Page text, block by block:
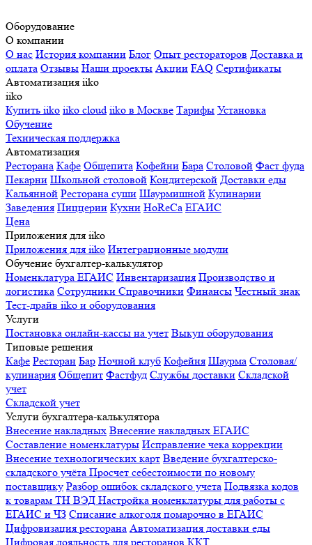
Оборудование
О компании
О нас История компании Блог Опыт рестораторов Доставка и
оплата Отзывы Наши проекты Акции FAQ Сертификаты
Автоматизация iiko
iiko
Купить iiko iiko cloud iiko в Москве Тарифы Установка
Обучение
Техническая поддержка
Автоматизация
Ресторана Кафе Общепита Кофейни Бара Столовой Фаст фуда
Пекарни Школьной столовой Кондитерской Доставки еды
Кальянной Ресторана суши Шаурмишной Кулинарии
Заведения Пиццерии Кухни HoReCa ЕГАИС
Цена
Приложения для iiko
Приложения для iiko Интеграционные модули
Обучение бухгалтер-калькулятор
Номенклатура ЕГАИС Инвентаризация Производство и
логистика Сотрудники Справочники Финансы Честный знак
Тест-драйв iiko и оборудования
Услуги
Постановка онлайн-кассы на учет Выкуп оборудования
Типовые решения
Кафе Ресторан Бар Ночной клуб Кофейня Шаурма Столовая/
кулинария Общепит Фастфуд Службы доставки Складской
учет
Складской учет
Услуги бухгалтера-калькулятора
Внесение накладных Внесение накладных ЕГАИС
Составление номенклатуры Исправление чека коррекции
Внесение технологических карт Введение бухгалтерско-
складского учёта Просчет себестоимости по новому
поставщику Разбор ошибок складского учета Подвязка кодов
к товарам ТН ВЭД Настройка номенклатуры для работы с
ЕГАИС и ЧЗ Списание алкоголя помарочно в ЕГАИС
Цифровизация ресторана Автоматизация доставки еды
Цифровая лояльность для ресторанов ККТ